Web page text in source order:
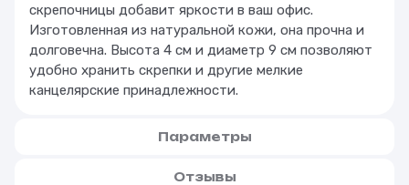
скрепочницы добавит яркости в ваш офис.
Изготовленная из натуральной кожи, она прочна и
долговечна. Высота 4 см и диаметр 9 см позволяют
удобно хранить скрепки и другие мелкие
канцелярские принадлежности.
Параметры
Отзывы